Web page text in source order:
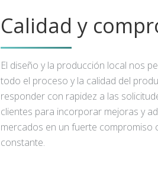
Calidad y
El diseño y la producción local nos
todo el proceso y la calidad del
responder con rapidez a las
clientes para incorporar mejoras y
mercados en un fuerte compromiso
constante.